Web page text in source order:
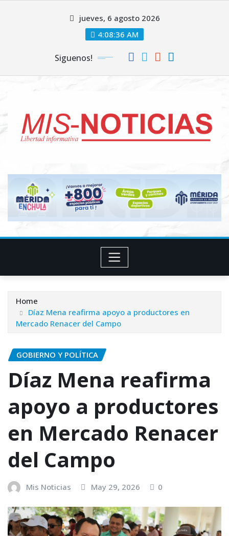
jueves, 6 agosto 2026
4:08:37 AM
Siguenos!
Home
Díaz Mena reafirma apoyo a productores en
Mercado Renacer del Campo
GOBIERNO Y POLÍTICA
Díaz Mena reafirma
apoyo a productores
en Mercado Renacer
del Campo
Mis Noticias May 29, 2026 0